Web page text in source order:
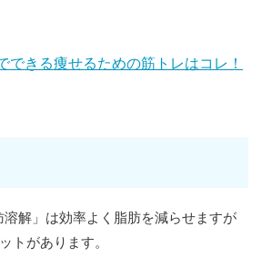
できる痩せるための筋トレはコレ！
溶解」は効率よく脂肪を減らせますが
トがあります。